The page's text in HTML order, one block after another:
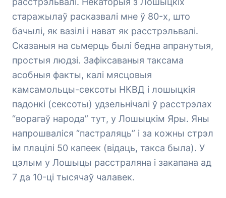
старажылаў расказвалі мне ў 80-х, што
бачылі, як вазілі і нават як расстрэльвалі.
Сказаныя на сьмерць былі бедна апранутыя,
простыя людзі. Зафіксаваныя таксама
асобныя факты, калі мясцовыя
камсамольцы-сексоты НКВД і лошыцкія
падонкі (сексоты) удзельнічалі ў расстрэлах
“ворагаў народа” тут, у Лошыцкім Яры. Яны
напрошваліся “пастраляць” і за кожны стрэл
ім плацілі 50 капеек (відаць, такса была). У
цэлым у Лошыцы расстраляна і закапана ад
7 да 10-ці тысячаў чалавек.